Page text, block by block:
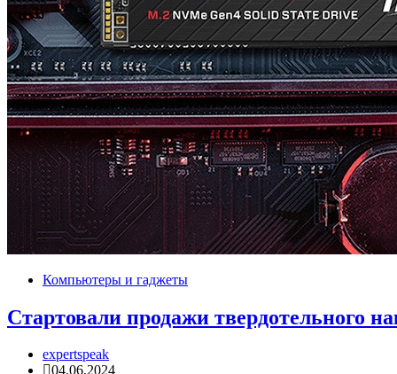
Компьютеры и гаджеты
Стартовали продажи твердотельного
expertspeak
04.06.2024